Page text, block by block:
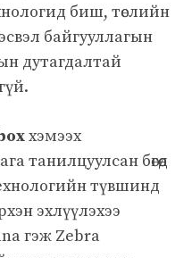
биш, төслийн
эсвэл байгууллагын
дутагдалтай
хэмээх
танилцуулсан бөгөөд
түвшинд
эхлүүлэхээ
гэж Zebra